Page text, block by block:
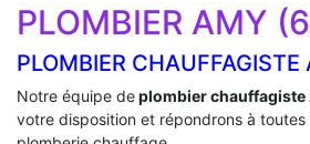
PLOMBIER AMY
PLOMBIER CHAUFFAGISTE
Notre équipe deplombier chauffagiste
votre disposition et répondrons à